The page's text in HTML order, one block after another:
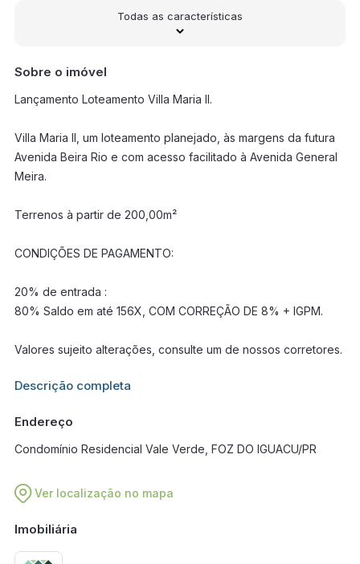
Todas as características
Sobre o imóvel
Lançamento Loteamento Villa Maria II.
Villa Maria II, um loteamento planejado, às margens da futura
Avenida Beira Rio e com acesso facilitado à Avenida General
Meira.
Terrenos à partir de 200,00m²
CONDIÇÕES DE PAGAMENTO:
20% de entrada :
80% Saldo em até 156X, COM CORREÇÃO DE 8% + IGPM.
Valores sujeito alterações, consulte um de nossos corretores.
Informações adicionais sobre este imóvel estarão disponíveis
Descrição completa
Endereço
Condomínio Residencial Vale Verde, FOZ DO IGUACU/PR
Ver localização no mapa
Imobiliária